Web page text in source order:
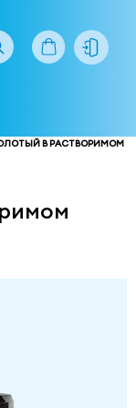
В РАСТВОРИМОМ